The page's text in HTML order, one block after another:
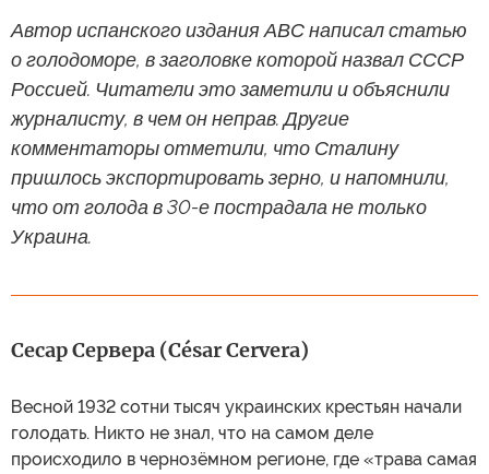
Автор испанского издания АВС написал статью
о голодоморе, в заголовке которой назвал СССР
Россией. Читатели это заметили и объяснили
журналисту, в чем он неправ. Другие
комментаторы отметили, что Сталину
пришлось экспортировать зерно, и напомнили,
что от голода в 30-е пострадала не только
Украина.
Сесар Сервера (César Cervera)
Весной 1932 сотни тысяч украинских крестьян начали
голодать. Никто не знал, что на самом деле
происходило в чернозёмном регионе, где «трава самая